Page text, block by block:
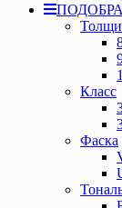
Класс
Фаска